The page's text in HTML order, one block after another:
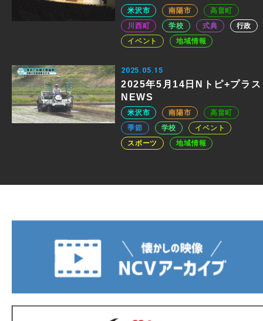
米沢市 南陽市
高畠町
川西町
学校 式典
行政
イベント
地域情報
2025.05.15
2025年5月14日Nトピ+プラス
NEWS
米沢市 南陽市
高畠町
季節
学校
イベント
スポーツ
地域情報